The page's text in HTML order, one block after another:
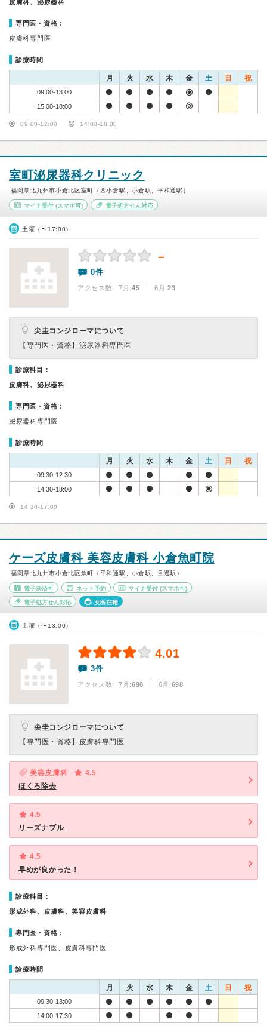
皮膚科、泌尿器科
専門医・資格：
皮膚科専門医
診療時間
月 火 水 木 金 土 日 祝
09:00-13:00
15:00-18:00
09:00-12:00 14:00-18:00
室町泌尿器科クリニック
福岡県北九州市小倉北区室町（西小倉駅、小倉駅、平和通駅）
マイナ受付 (スマホ可) 電子処方せん対応
土曜（〜17:00）
－
0件
アクセス数 7月:45 | 6月:23
尖圭コンジローマについて
【専門医・資格】 泌尿器科専門医
診療科目：
皮膚科、泌尿器科
専門医・資格：
泌尿器科専門医
診療時間
月 火 水 木 金 土 日 祝
09:30-12:30
14:30-18:00
14:30-17:00
ケーズ皮膚科 美容皮膚科 小倉魚町院
福岡県北九州市小倉北区魚町（平和通駅、小倉駅、旦過駅）
電子決済可 ネット予約 マイナ受付 (スマホ可)
電子処方せん対応 女医在籍
土曜（〜13:00）
4.01
3件
アクセス数 7月:698 | 6月:698
尖圭コンジローマについて
【専門医・資格】 皮膚科専門医
美容皮膚科
4.5
ほくろ除去
4.5
リーズナブル
4.5
早めが良かった！
診療科目：
形成外科、皮膚科、美容皮膚科
専門医・資格：
形成外科専門医、皮膚科専門医
診療時間
月 火 水 木 金 土 日 祝
09:30-13:00
14:00-17:30